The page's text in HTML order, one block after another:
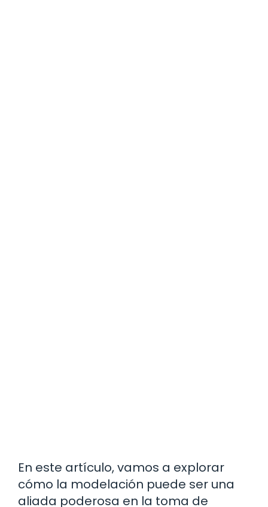
En este artículo, vamos a explorar
cómo la modelación puede ser una
aliada poderosa en la toma de